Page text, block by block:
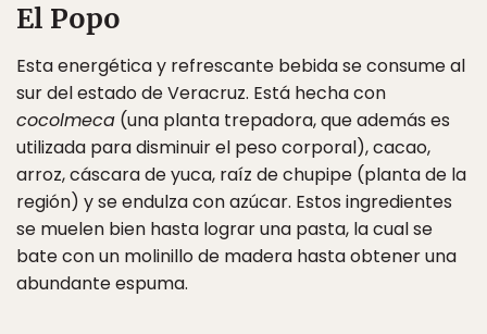
El Popo
Esta energética y refrescante bebida se consume al
sur del estado de Veracruz. Está hecha con
cocolmeca (una planta trepadora, que además es
utilizada para disminuir el peso corporal), cacao,
arroz, cáscara de yuca, raíz de chupipe (planta de la
región) y se endulza con azúcar. Estos ingredientes
se muelen bien hasta lograr una pasta, la cual se
bate con un molinillo de madera hasta obtener una
abundante espuma.